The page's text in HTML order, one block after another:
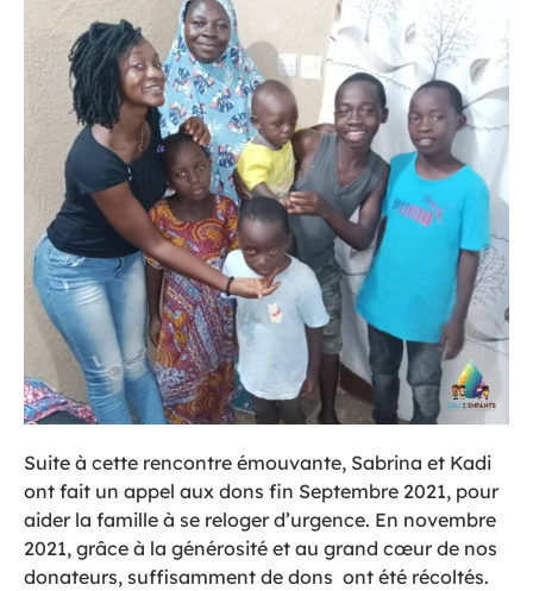
Suite à cette rencontre émouvante, Sabrina et Kadi
ont fait un appel aux dons fin Septembre 2021, pour
aider la famille à se reloger d’urgence. En novembre
2021, grâce à la générosité et au grand cœur de nos
donateurs, suffisamment de dons ont été récoltés.